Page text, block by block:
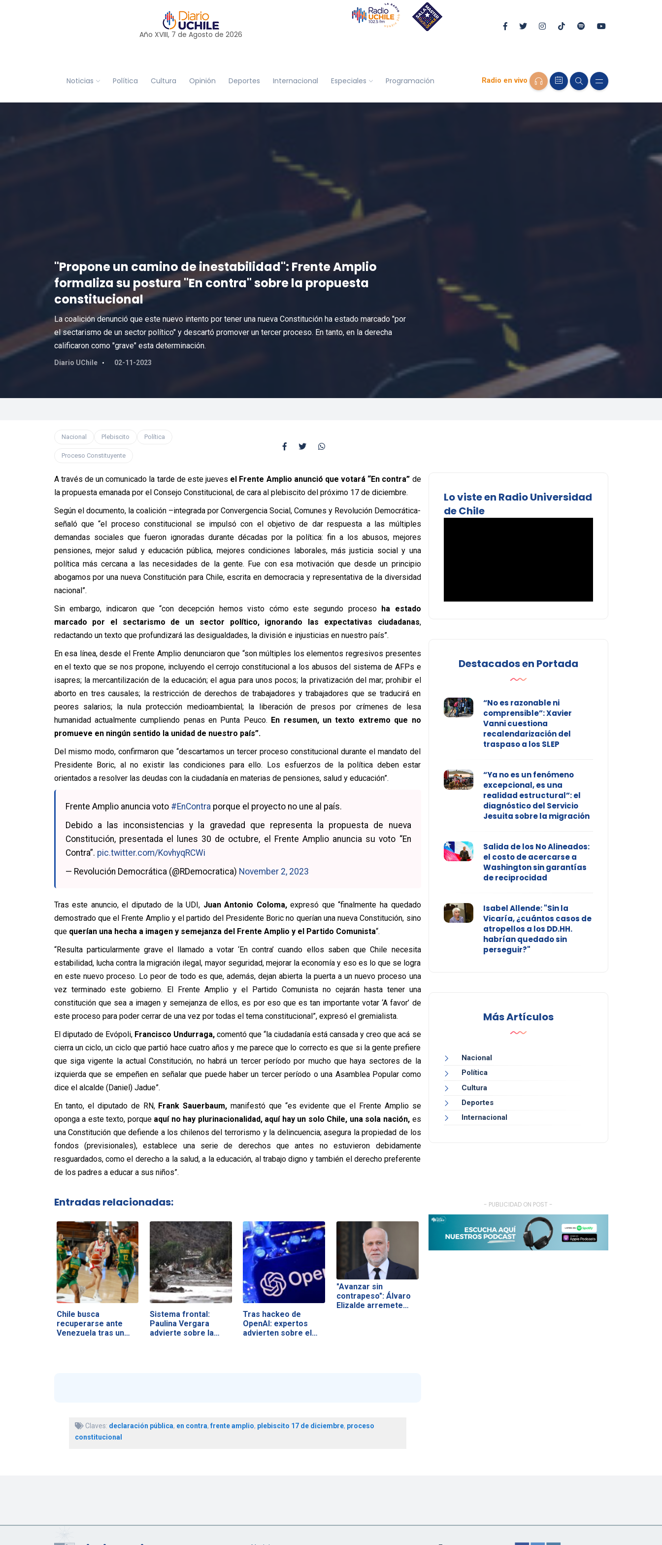
Año XVIII, 7 de Agosto de 2026
Noticias Política Cultura Opinión Deportes Internacional Especiales Programación Radio en vivo
"Propone un camino de inestabilidad": Frente Amplio
formaliza su postura "En contra" sobre la propuesta
constitucional
La coalición denunció que este nuevo intento por tener una nueva Constitución ha estado marcado "por
el sectarismo de un sector político" y descartó promover un tercer proceso. En tanto, en la derecha
calificaron como "grave" esta determinación.
Diario UChile 02-11-2023
Nacional Plebiscito Política
Proceso Constituyente
A través de un comunicado la tarde de este jueves el Frente Amplio anunció que votará “En contra” de
la propuesta emanada por el Consejo Constitucional, de cara al plebiscito del próximo 17 de diciembre.
Según el documento, la coalición –integrada por Convergencia Social, Comunes y Revolución Democrática-
señaló que “el proceso constitucional se impulsó con el objetivo de dar respuesta a las múltiples
demandas sociales que fueron ignoradas durante décadas por la política: fin a los abusos, mejores
pensiones, mejor salud y educación pública, mejores condiciones laborales, más justicia social y una
política más cercana a las necesidades de la gente. Fue con esa motivación que desde un principio
abogamos por una nueva Constitución para Chile, escrita en democracia y representativa de la diversidad
nacional”.
Sin embargo, indicaron que “con decepción hemos visto cómo este segundo proceso ha estado
marcado por el sectarismo de un sector político, ignorando las expectativas ciudadanas,
redactando un texto que profundizará las desigualdades, la división e injusticias en nuestro país”.
En esa línea, desde el Frente Amplio denunciaron que “son múltiples los elementos regresivos presentes
en el texto que se nos propone, incluyendo el cerrojo constitucional a los abusos del sistema de AFPs e
isapres; la mercantilización de la educación; el agua para unos pocos; la privatización del mar; prohibir el
aborto en tres causales; la restricción de derechos de trabajadores y trabajadores que se traducirá en
peores salarios; la nula protección medioambiental; la liberación de presos por crímenes de lesa
humanidad actualmente cumpliendo penas en Punta Peuco. En resumen, un texto extremo que no
promueve en ningún sentido la unidad de nuestro país”.
Del mismo modo, confirmaron que “descartamos un tercer proceso constitucional durante el mandato del
Presidente Boric, al no existir las condiciones para ello. Los esfuerzos de la política deben estar
orientados a resolver las deudas con la ciudadanía en materias de pensiones, salud y educación”.
Frente Amplio anuncia voto #EnContraporque el proyecto no une al país.
Debido a las inconsistencias y la gravedad que representa la propuesta de nueva
Constitución, presentada el lunes 30 de octubre, el Frente Amplio anuncia su voto “En
Contra”. pic.twitter.com/KovhyqRCWi
— Revolución Democrática (@RDemocratica) November 2, 2023
Tras este anuncio, el diputado de la UDI, Juan Antonio Coloma,expresó que “finalmente ha quedado
demostrado que el Frente Amplio y el partido del Presidente Boric no querían una nueva Constitución, sino
quequerían una hecha a imagen y semejanza del Frente Amplio y el Partido Comunista“.
“Resulta particularmente grave el llamado a votar ‘En contra’ cuando ellos saben que Chile necesita
estabilidad, lucha contra la migración ilegal, mayor seguridad, mejorar la economía y eso es lo que se logra
en este nuevo proceso. Lo peor de todo es que, además, dejan abierta la puerta a un nuevo proceso una
vez terminado este gobierno. El Frente Amplio y el Partido Comunista no cejarán hasta tener una
constitución que sea a imagen y semejanza de ellos, es por eso que es tan importante votar ‘A favor’ de
este proceso para poder cerrar de una vez por todas el tema constitucional”, expresó el gremialista.
El diputado de Evópoli, Francisco Undurraga,comentó que “la ciudadanía está cansada y creo que acá se
cierra un ciclo, un ciclo que partió hace cuatro años y me parece que lo correcto es que si la gente prefiere
que siga vigente la actual Constitución, no habrá un tercer período por mucho que haya sectores de la
izquierda que se empeñen en señalar que puede haber un tercer período o una Asamblea Popular como
dice el alcalde (Daniel) Jadue”.
En tanto, el diputado de RN, Frank Sauerbaum, manifestó que “es evidente que el Frente Amplio se
oponga a este texto, porqueaquí no hay plurinacionalidad, aquí hay un solo Chile, una sola nación,es
una Constitución que defiende a los chilenos del terrorismo y la delincuencia; asegura la propiedad de los
fondos (previsionales), establece una serie de derechos que antes no estuvieron debidamente
resguardados, como el derecho a la salud, a la educación, al trabajo digno y también el derecho preferente
de los padres a educar a sus niños”.
Entradas relacionadas:
Chile busca
recuperarse ante
Venezuela tras un
Sistema frontal:
Paulina Vergara
advierte sobre la…
Tras hackeo de
OpenAI: expertos
advierten sobre el…
"Avanzar sin
contrapeso": Álvaro
Elizalde arremete…
Claves: declaración pública, en contra,frente amplio, plebiscito 17 de diciembre, proceso
constitucional
Lo viste en Radio Universidad
de Chile
Destacados en Portada
“No es razonable ni
comprensible”: Xavier
Vanni cuestiona
recalendarización del
traspaso a los SLEP
“Ya no es un fenómeno
excepcional, es una
realidad estructural”: el
diagnóstico del Servicio
Jesuita sobre la migración
Salida de los No Alineados:
el costo de acercarse a
Washington sin garantías
de reciprocidad
Isabel Allende: "Sin la
Vicaría, ¿cuántos casos de
atropellos a los DD.HH.
habrían quedado sin
perseguir?"
Más Artículos
Nacional
Política
Cultura
Deportes
Internacional
- PUBLICIDAD ON POST -